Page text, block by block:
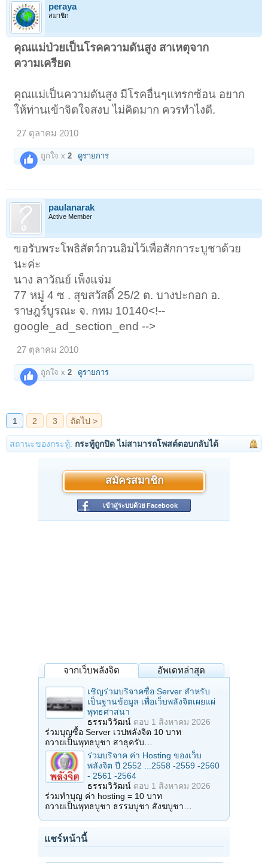
peraya
สมาชิก
คุณแม่ป่วยเป็นโรคความดันสูง สาเหตุจาก
ความเครียด
คุณแม่เป็นความดันสูง มีโรคอื่นๆแทรกซ้อน อยาก
ให้ท่านเข้าจิตใจสงบ ไม่คิดมาก ควรทำไงดี.
27 ตุลาคม 2010
ถูกใจ x2 ดูรายการ
paulanarak
Active Member
ขอรับพระโพธิสัตว์กวนอิมไว้เพื่อสักการะบูชาด้วย
นะค่ะ
นาง ลาวัณย์ เพ็งแจ่ม
77 หมู่ 4 ซ . สุขสวัสดิ์ 25/2 ต. บางปะกอก อ.
ราษฎร์บูรณะ จ. กทม 10140<!--
google_ad_section_end -->
27 ตุลาคม 2010
ถูกใจ x2 ดูรายการ
สถานะของกระทู้: กระทู้ถูกปิด ไม่สามารถโพสต์ตอบกลับได้
สมัครสมาชิก
เข้าสู่ระบบด้วย Facebook
จากเว็บพลังจิต อัพเดทล่าสุด
เชิญร่วมบริจาคซื้อ Server สำหรับ
เป็นฐานข้อมูล เพื่อเว็บพลังจิตเผยแผ่
พุทธศาสนา
ธรรมวิวัฒน์ ตอบ 1 สิงหาคม 2026
ร่วมบุญซื้อ Server เวปพลังจิต 10 บาท
ถวายเป็นพุทธบูชา สาธุครับ…
ร่วมบริจาค ค่า Hosting ของเว็บ
พลังจิต ปี 2552 ...2558 -2559 -2560
- 2561 -2564
ธรรมวิวัฒน์ ตอบ 1 สิงหาคม 2026
ร่วมทำบุญ ค่า hosting = 10 บาท
ถวายเป็นพุทธบูชา ธรรมบูชา สังฆบูชา…
แชร์หน้านี้